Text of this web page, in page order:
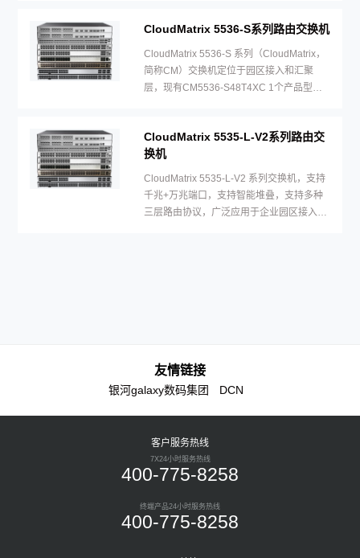
CloudMatrix 5536-S系列路由交换机
CloudMatrix 5536-S 系列（CloudMatrix，
简称CM）交换机定位于园区接入和汇聚
层，现有CM5536-S48T4XC 1个产品型
CloudMatrix 5535-L-V2系列路由交
换机
CloudMatrix 5535-L-V2 系列交换机，支持
千兆+万兆端口，支持智能堆叠，支持多种
三层路由协议，广泛应用于企业园区接入等
友情链接
银河galaxy数码集团 DCN
客户服务热线
7X24小时服务热线
400-775-8258
终端产品24小时服务热线
400-775-8258